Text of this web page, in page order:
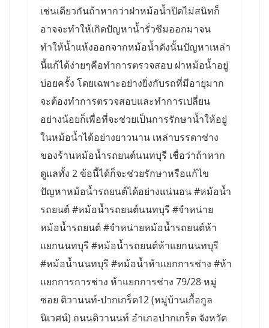
เช่นเดียวกันถ้าหากว่าฝาหม้อน้ำปิดไม่สนิทก็
อาจจะทำให้เกิดปัญหาน้ำรั่วซึมออกมาจน
ทำให้น้ำแห้งออกจากหม้อน้ำดังนั้นปัญหาเหล่า
นี้แก้ได้ง่ายๆคือทำการตรวจสอบ ฝาหม้อน้ำอยู่
บ่อยครั้ง โดยเฉพาะอย่างยิ่งกับรถที่มีอายุมาก
จะต้องทำการตรวจสอบและทำการเปลี่ยน
อย่างน้อยก็เพื่อที่จะช่วยเป็นการรักษาน้ำให้อยู่
ในหม้อน้ำได้อย่างยาวนาน เหล่าบรรดาช่าง
ของร้านหม้อน้ำรถยนต์นนทบุรี เชื่อว่าถ้าหาก
ดูแลทั้ง 2 ข้อนี้ได้ก็จะช่วยรักษาหรือแก้ไข
ปัญหาหม้อน้ำรถยนต์ได้อย่างแน่นอน #หม้อน้ำ
รถยนต์ #หม้อน้ำรถยนต์นนทบุรี #จำหน่าย
หม้อน้ำรถยนต์ #จำหน่ายหม้อน้ำรถยนต์ห้า
แยกนนทบุรี #หม้อน้ำรถยนต์ห้าแยกนนทบุรี
#หม้อน้ำนนทบุรี #หม้อน้ำห้าแยกการช่าง #ห้า
แยกการการช่าง ห้าแยกการช่าง 79/28 หมู่
ซอย ติวานนท์-ปากเกร็ด12 (หมู่บ้านเกื้อกูล
นิเวศน์) ถนนติวานนท์ อำเภอปากเกร็ด จังหวัด